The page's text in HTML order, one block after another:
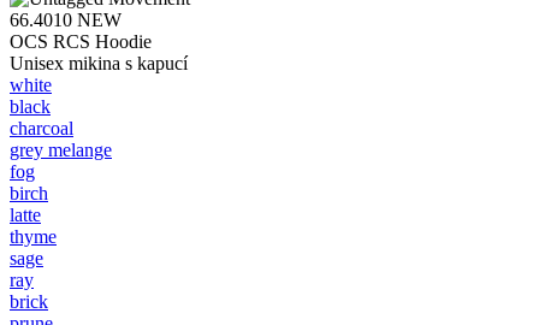
66.4010 NEW
OCS RCS Hoodie
Unisex mikina s kapucí
white
black
charcoal
grey melange
fog
birch
latte
thyme
sage
ray
brick